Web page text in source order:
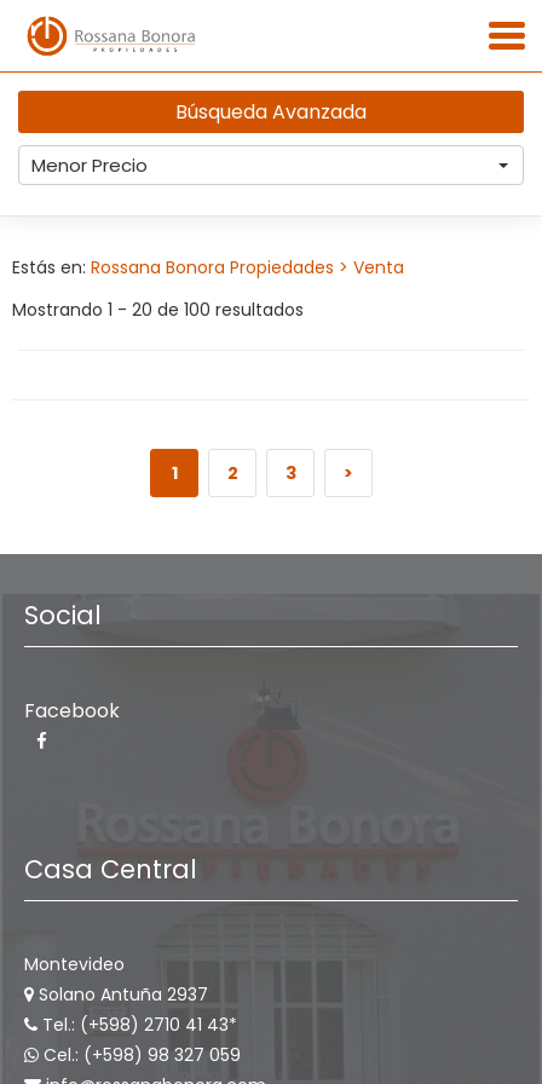
Búsqueda Avanzada
Menor Precio
Estás en: Rossana Bonora Propiedades > Venta
Mostrando 1 - 20 de 100 resultados
1 2 3 >
Social
Facebook
Casa Central
Montevideo
Solano Antuña 2937
Tel.: (+598) 2710 41 43*
Cel.: (+598) 98 327 059